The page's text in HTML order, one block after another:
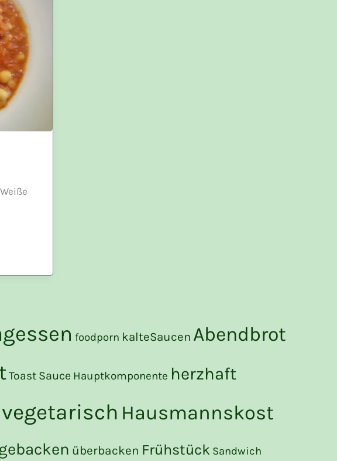
foodporn kalteSaucen Abendbrot
Toast Sauce Hauptkomponente herzhaft
vegetarisch Hausmannskost
überbacken Frühstück Sandwich